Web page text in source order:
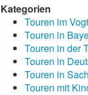
Kategorien
Touren im
Touren in
Touren in der
Touren in
Touren in
Touren mit